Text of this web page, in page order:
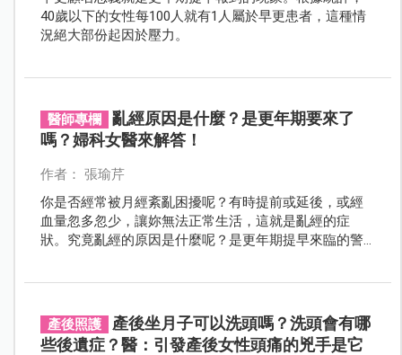
40歲以下的女性每100人就有1人屬於早更患者，這種情
況絕大部份起因於壓力。
醫師專欄
亂經原因是什麼？是更年期要來了
嗎？婦科女醫來解答！
作者： 張瑜芹
你是否經常被月經紊亂困擾呢？有時提前或延後，或經
血量忽多忽少，讓妳無法正常生活，這就是亂經的症
狀。究竟亂經的原因是什麼呢？是更年期提早來臨的警
產後照護
產後坐月子可以洗頭嗎？洗頭會有哪
些後遺症？醫：引發產後女性頭痛的兇手是它